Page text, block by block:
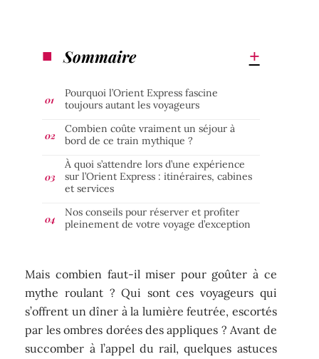
Sommaire
Pourquoi l’Orient Express fascine
toujours autant les voyageurs
Combien coûte vraiment un séjour à
bord de ce train mythique ?
À quoi s’attendre lors d’une expérience
sur l’Orient Express : itinéraires, cabines
et services
Nos conseils pour réserver et profiter
pleinement de votre voyage d’exception
Mais combien faut-il miser pour goûter à ce
mythe roulant ? Qui sont ces voyageurs qui
s’offrent un dîner à la lumière feutrée, escortés
par les ombres dorées des appliques ? Avant de
succomber à l’appel du rail, quelques astuces